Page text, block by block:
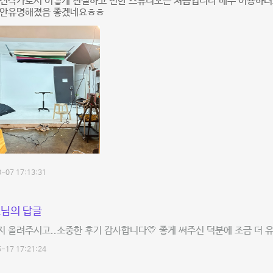
유명해졌음 좋겠네요ㅎㅎ
07 17:13:31
의 답글
올려주시고..소중한 후기 감사합니다💛 좋게 써주신 덕분에 조금 더
17 17:21:24